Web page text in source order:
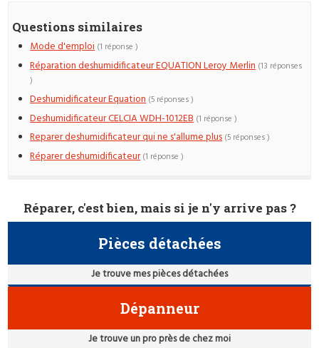
Questions similaires
Mode d'emploi (1 réponse )
Réparation deshumidificateur EQUATION Leroy Merlin (13 réponses
)
Deshumidificateur Equation (5 réponses )
Deshumidificateur CELCIA WDH-1012EB (1 réponse )
Reparer deshumidificateur qui ne s'allume plus (5 réponses )
Réparer deshumidificateur (1 réponse )
Réparer, c'est bien, mais si je n'y arrive pas ?
Pièces détachées
Je trouve mes pièces détachées
Dépanneur
Je trouve un pro près de chez moi